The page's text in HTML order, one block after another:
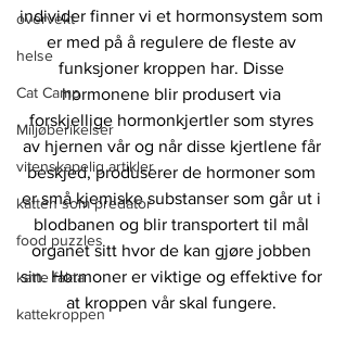
overvekt
helse
Cat Camp
Miljøberikelser
vitenskapelig artikler
katten som predator
food puzzles
katte fakta
kattekroppen
individer finner vi et hormonsystem som
er med på å regulere de fleste av
funksjoner kroppen har. Disse
hormonene blir produsert via
forskjellige hormonkjertler som styres
av hjernen vår og når disse kjertlene får
beskjed, produserer de hormoner som
er små kjemiske substanser som går ut i
blodbanen og blir transportert til mål
organet sitt hvor de kan gjøre jobben
sin. Hormoner er viktige og effektive for
at kroppen vår skal fungere.